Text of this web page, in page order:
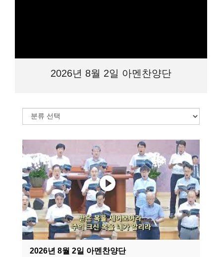
2026년 8월 2일 아멘찬양단
2026년 8월 2일 아멘찬양단